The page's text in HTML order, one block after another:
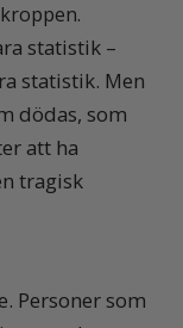
statistik –
statistik. Men
dödas, som
att ha
tragisk
Personer som